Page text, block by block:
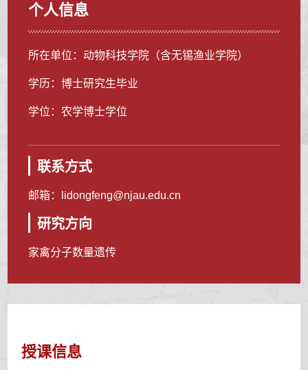
个人信息
所在单位：动物科技学院（含无锡渔业学院）
学历：博士研究生毕业
学位：农学博士学位
联系方式
邮箱： lidongfeng@njau.edu.cn
研究方向
家禽分子数量遗传
授课信息